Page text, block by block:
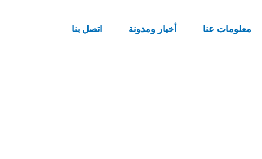
معلومات عنا أخبار ومدونة اتصل بنا